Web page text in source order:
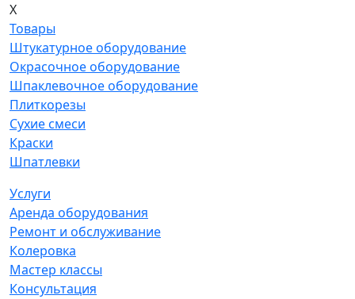
X
Товары
Штукатурное оборудование
Окрасочное оборудование
Шпаклевочное оборудование
Плиткорезы
Сухие смеси
Краски
Шпатлевки
Услуги
Аренда оборудования
Ремонт и обслуживание
Колеровка
Мастер классы
Консультация